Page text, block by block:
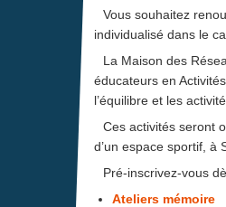
Vous souhaitez
individualisé dans le
La Maison des
éducateurs en
l’équilibre et les
Ces activités seront
d’un espace sportif, à
Pré-inscrivez-vous
Ateliers mémoire